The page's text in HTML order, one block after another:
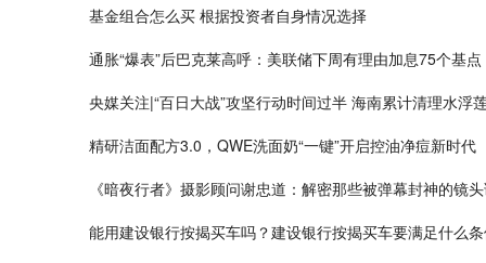
基金组合怎么买 根据投资者自身情况选择
通胀“爆表”后巴克莱高呼：美联储下周有理由加息75个基点
央媒关注|“百日大战”攻坚行动时间过半 海南累计清理水浮
精研洁面配方3.0，QWE洗面奶“一键”开启控油净痘新时代
《暗夜行者》摄影顾问谢忠道：解密那些被弹幕封神的镜
能用建设银行按揭买车吗？建设银行按揭买车要满足什么条